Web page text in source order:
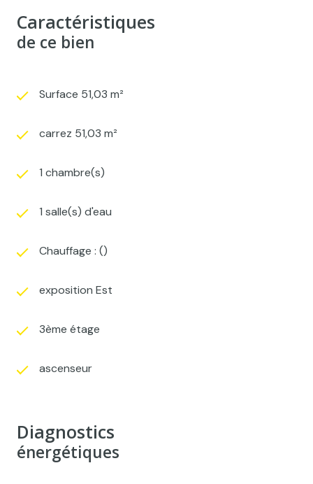
Caractéristiques
de ce bien
Surface 51,03 m²
carrez 51,03 m²
1 chambre(s)
1 salle(s) d'eau
Chauffage : ()
exposition Est
3ème étage
ascenseur
Diagnostics
énergétiques